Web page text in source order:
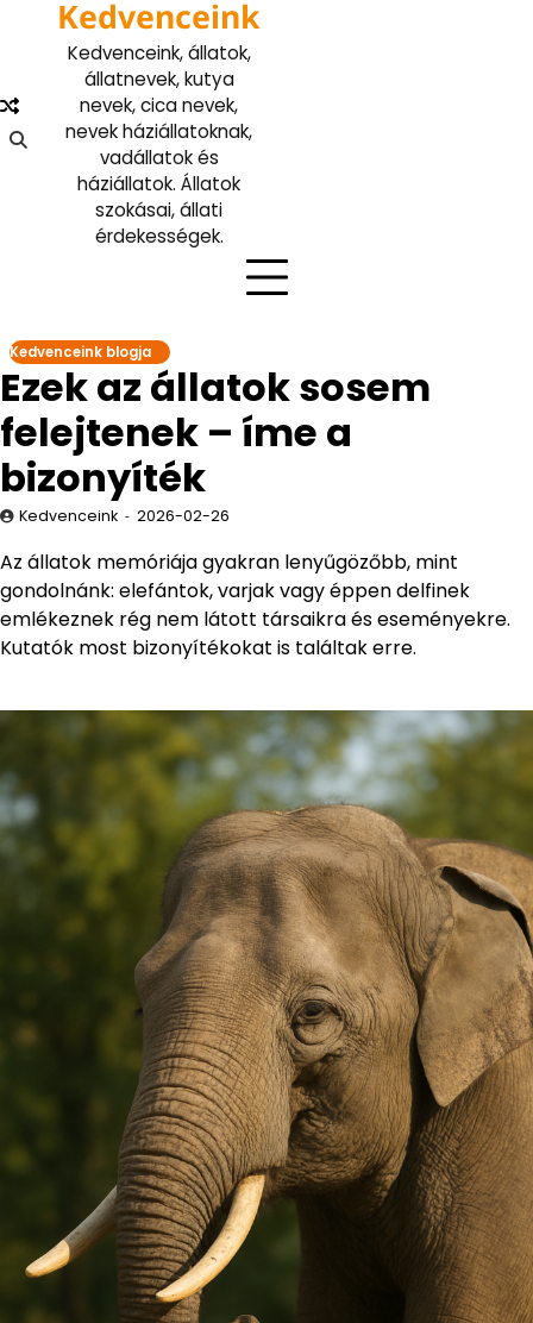
Kedvenceink
Kedvenceink, állatok,
állatnevek, kutya
nevek, cica nevek,
nevek háziállatoknak,
vadállatok és
háziállatok. Állatok
szokásai, állati
érdekességek.
Kedvenceink blogja
Ezek az állatok sosem
felejtenek – íme a
bizonyíték
Kedvenceink 2026-02-26
Az állatok memóriája gyakran lenyűgözőbb, mint
gondolnánk: elefántok, varjak vagy éppen delfinek
emlékeznek rég nem látott társaikra és eseményekre.
Kutatók most bizonyítékokat is találtak erre.